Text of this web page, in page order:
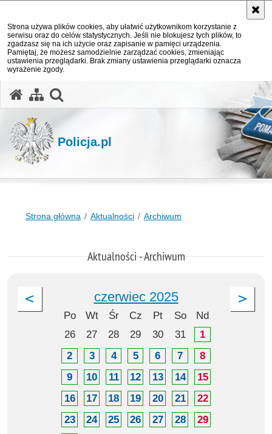
Strona używa plików cookies, aby ułatwić użytkownikom korzystanie z
serwisu oraz do celów statystycznych. Jeśli nie blokujesz tych plików, to
zgadzasz się na ich użycie oraz zapisanie w pamięci urządzenia.
Pamiętaj, że możesz samodzielnie zarządzać cookies, zmieniając
ustawienia przeglądarki. Brak zmiany ustawienia przeglądarki oznacza
wyrażenie zgody.
Policja.pl
Strona główna Aktualności Archiwum
Aktualności - Archiwum
czerwiec 2025
Po Wt Śr Cz Pt So
Nd
26
27 28 29 30 31
1
2
3 4 5 6 7
8
9
10 11 12 13 14
15
16
17 18 19 20 21
22
23
24 25 26 27 28
29